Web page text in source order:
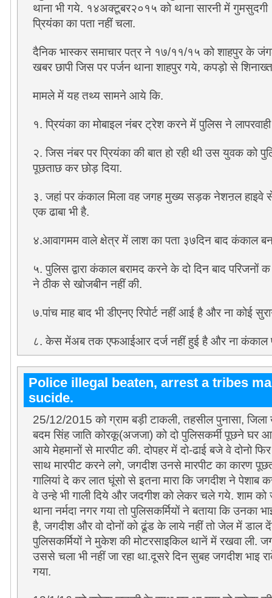
थाना भी गये. १४अक्टूबर२०१५ को थाना सारनी में
प्रियंका का पता नहीं चला.
दैनिक भास्कर समाचार पत्र ने १७/११/१५ को शाहपुर के
खबर छापी जिस पर पर्जन थाना शाहपुर गये, कपड़ो से
मामले में यह तथ्य सामने आये कि.
१. प्रियंका का मोबाइल नंबर ट्रेश करने में पुलिस ने
२. जिस नंबर पर प्रियंका की बात हो रही थी उस युवक को
पूछताछ कर छोड़ दिया.
३. जहां पर कंकाल मिला वह जगह मुख्य सड़क नेशऩल हाइवे
एक ढाबा भी है.
४.आवागमम वाले क्षेत्र में लाश का पता ३७दिन बाद कंकाल
५. पुलिस द्वारा कंकाल बरामद करने के दो दिन बाद
ने ठीक से खोजबीन नहीं की.
७.पांच माह बाद भी डीएनए रिपोर्ट नहीं आई है और ना कोई
८. केस मेंअब तक एफआईआर दर्ज नहीं हुई है और ना कंकाल
Police illegal beaten, arrest a tribes
sucide.
25/12/2015 को ग्राम बड़ी टाकली, तहसील पुनासा, जिला
बदम सिंह जाति कोरकू(अजजा) को दो पुलिसकर्मी पूछने घर
आये मेहमानों से मारपीट की. दोपहर में दो-ढाई बजे वे दोनो
साथ मारपीट करने लगे, जगदीश उनसे मारपीट का कारण
गालियां दे कर लात घूंसो से इतना मारा कि जगदीश ने पेशाब कर
वे उन्हे भी गाली दिये और जदगीश को लेकर चले गये. शाम
थाना नर्मदा नगर गया तो पुलिसकर्मियों ने बताया कि
है, जगदीश और वो दोनों को ढूंड के लाये नहीं तो जेल में डाल
पुलिसकर्मियों ने मुकेश की मोटरसाइकिल थानें में रखवा ली.
उससे चला भी नहीं जा रहा था.दूसरे दिन सुबह जगदीश
गया.